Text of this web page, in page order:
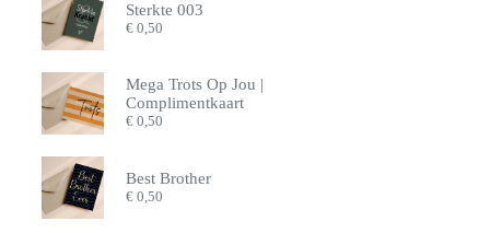
Sterkte 003
€ 0,50
Mega Trots Op Jou |
Complimentkaart
€ 0,50
Best Brother
€ 0,50